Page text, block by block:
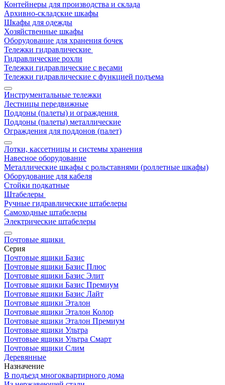
Контейнеры для производства и склада
Архивно-складские шкафы
Шкафы для одежды
Хозяйственные шкафы
Оборудование для хранения бочек
Тележки гидравлические
Гидравлические рохли
Тележки гидравлические с весами
Тележки гидравлические с функцией подъема
Инструментальные тележки
Лестницы передвижные
Поддоны (палеты) и ограждения
Поддоны (палеты) металлические
Ограждения для поддонов (палет)
Лотки, кассетницы и системы хранения
Навесное оборудование
Металлические шкафы с рольставнями (роллетные шкафы)
Оборудование для кабеля
Стойки подкатные
Штабелеры
Ручные гидравлические штабелеры
Самоходные штабелеры
Электрические штабелеры
Почтовые ящики
Серия
Почтовые ящики Базис
Почтовые ящики Базис Плюс
Почтовые ящики Базис Элит
Почтовые ящики Базис Премиум
Почтовые ящики Базис Лайт
Почтовые ящики Эталон
Почтовые ящики Эталон Колор
Почтовые ящики Эталон Премиум
Почтовые ящики Ультра
Почтовые ящики Ультра Смарт
Почтовые ящики Слим
Деревянные
Назначение
В подъезд многоквартирного дома